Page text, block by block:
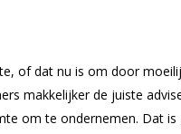
of dat nu is om door
makkelijker de juiste
om te ondernemen. Dat